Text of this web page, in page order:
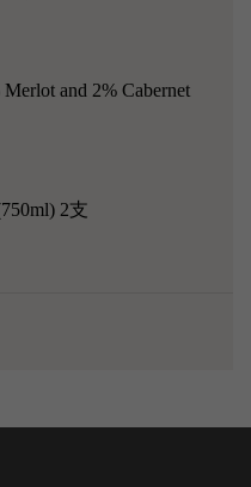
and 2% Cabernet
2支